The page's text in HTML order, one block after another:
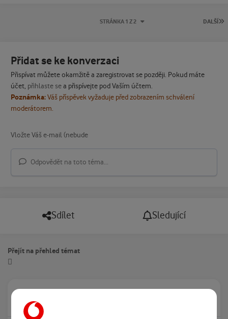
DALŠÍ
STRÁNKA 1 Z 2
Přidat se ke konverzaci
Přispívat můžete okamžitě a zaregistrovat se později. Pokud máte
účet, přihlaste sea přispívejte pod Vaším účtem.
Poznámka:Váš příspěvek vyžaduje před zobrazením schválení
moderátorem.
Odpovědět na toto téma...
Sdílet Sledující
Přejít na přehled témat